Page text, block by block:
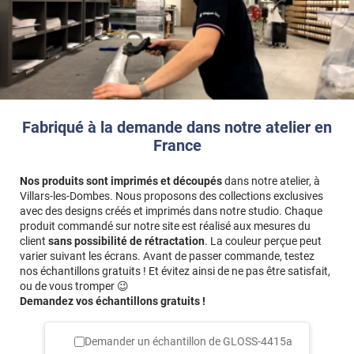
Fabriqué à la demande dans notre atelier en
France
Nos produits sont imprimés et découpésdans notre atelier, à
Villars-les-Dombes. Nous proposons des collections exclusives
avec des designs créés et imprimés dans notre studio. Chaque
produit commandé sur notre site est réalisé aux mesures du
client sans possibilité de rétractation. La couleur perçue peut
varier suivant les écrans. Avant de passer commande, testez
nos échantillons gratuits ! Et évitez ainsi de ne pas être satisfait,
ou de vous tromper 😉
Demandez vos échantillons gratuits !
Demander un échantillon de GLOSS-4415a
d'échantillons gratuite.